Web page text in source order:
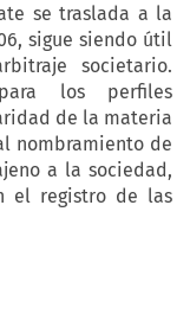
se traslada a la
sigue siendo útil
societario.
los perfiles
de la materia
nombramiento de
a la sociedad,
el registro de las
DEL ABITRAJE AL